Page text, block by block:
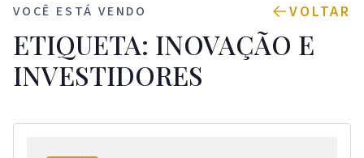
VOCÊ ESTÁ VENDO VOLTAR
ETIQUETA: INOVAÇÃO E
INVESTIDORES